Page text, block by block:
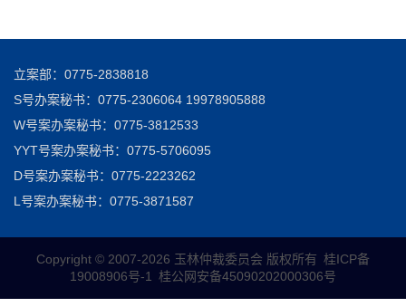
立案部：0775-2838818
S号办案秘书：0775-2306064 19978905888
W号案办案秘书：0775-3812533
YYT号案办案秘书：0775-5706095
D号案办案秘书：0775-2223262
L号案办案秘书：0775-3871587
Copyright © 2007-2026 玉林仲裁委员会 版权所有 桂ICP备
19008906号-1
桂公网安备45090202000306号